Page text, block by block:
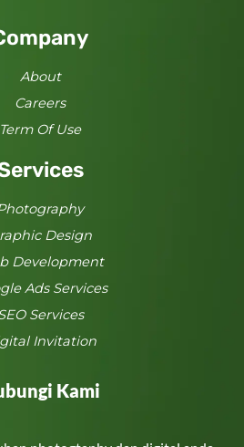
About
Careers
Term Of Use
Design
Development
Ads Services
Services
Invitation
Kami